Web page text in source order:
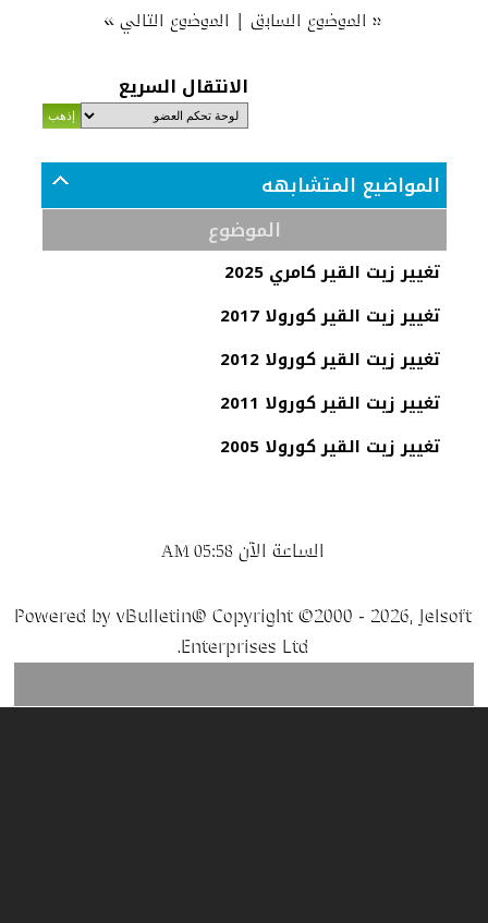
« الموضوع السابق| الموضوع التالي»
الانتقال السريع
المواضيع المتشابهه
الموضوع
تغيير زيت القير كامري 2025
تغيير زيت القير كورولا 2017
تغيير زيت القير كورولا 2012
تغيير زيت القير كورولا 2011
تغيير زيت القير كورولا 2005
الساعة الآن 05:58 AM
Powered by vBulletin® Copyright ©2000 - 2026, Jelsoft
Enterprises Ltd.